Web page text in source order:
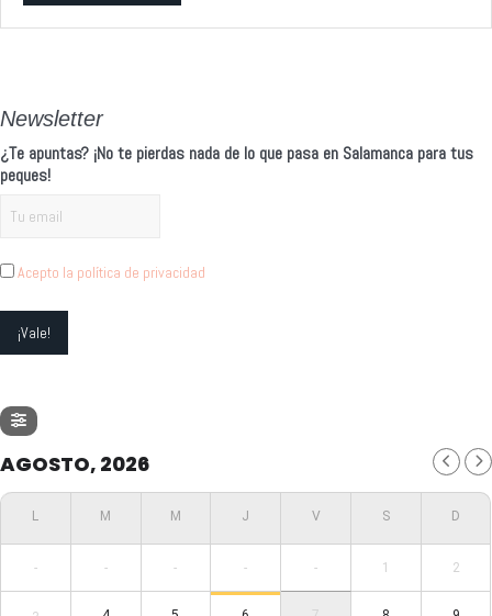
Newsletter
¿Te apuntas? ¡No te pierdas nada de lo que pasa en Salamanca para tus
peques!
Acepto la política de privacidad
AGOSTO, 2026
- - - - - 1 2